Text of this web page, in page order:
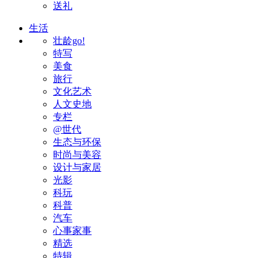
送礼
生活
壮龄go!
特写
美食
旅行
文化艺术
人文史地
专栏
@世代
生态与环保
时尚与美容
设计与家居
光影
科玩
科普
汽车
心事家事
精选